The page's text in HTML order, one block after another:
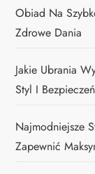
Obiad Na
Zdrowe Dania
Jakie Ubrania
Styl I
Najmodniejsze
Zapewnić